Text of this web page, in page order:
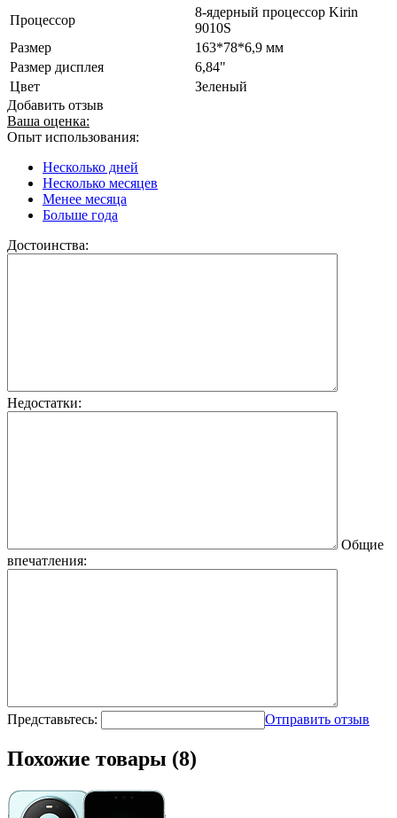
Процессор
8-ядерный процессор Kirin
9010S
Размер
163*78*6,9 мм
Размер дисплея
6,84"
Цвет
Зеленый
Добавить отзыв
Ваша оценка:
Опыт использования:
Несколько дней
Несколько месяцев
Менее месяца
Больше года
Достоинства:
Недостатки:
Общие
впечатления:
Представьтесь: Отправить отзыв
Похожие товары (8)